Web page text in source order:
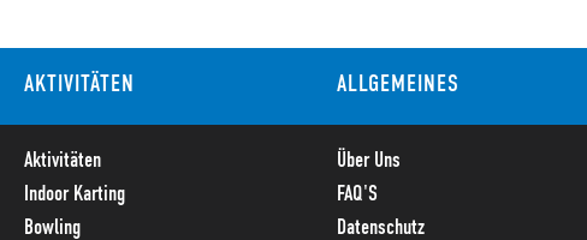
AKTIVITÄTEN
Aktivitäten
Indoor Karting
Bowling
ALLGEMEINES
Über Uns
FAQ'S
Datenschutz